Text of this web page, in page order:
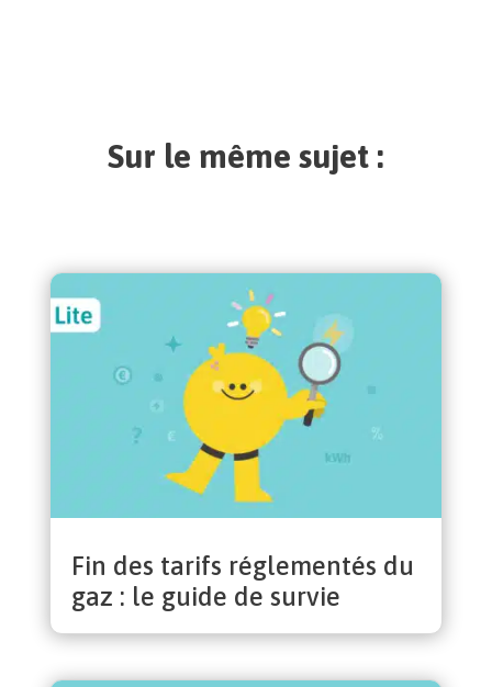
Sur le même sujet :
Fin des tarifs réglementés du
gaz : le guide de survie